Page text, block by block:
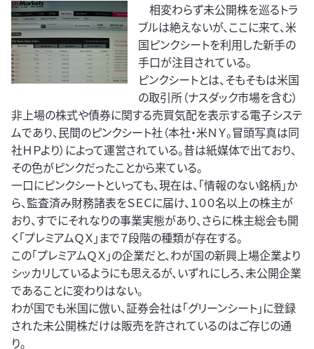
相変わらず未公開株を巡るトラ
ブルは絶えないが、ここに来て、米
国ピンクシートを利用した新手の
手口が注目されている。
ピンクシートとは、そもそもは米国
の取引所（ナスダック市場を含む）
非上場の株式や債券に関する売買気配を表示する電子システ
ムであり、民間のピンクシート社（本社・米ＮＹ。冒頭写真は同
社ＨＰより）によって運営されている。昔は紙媒体で出ており、
その色がピンクだったことから来ている。
一口にピンクシートといっても、現在は、「情報のない銘柄」か
ら、監査済み財務諸表をＳＥＣに届け、１００名以上の株主が
おり、すでにそれなりの事業実態があり、さらに株主総会も開
く「プレミアムＱＸ」まで７段階の種類が存在する。
この「プレミアムＱＸ」の企業だと、わが国の新興上場企業より
シッカリしているようにも思えるが、いずれにしろ、未公開企業
であることに変わりはない。
わが国でも米国に倣い、証券会社は「グリーンシート」に登録
された未公開株だけは販売を許されているのはご存じの通
り。